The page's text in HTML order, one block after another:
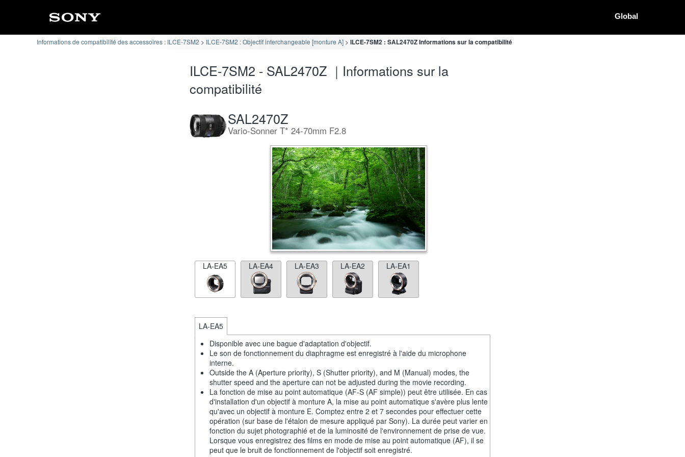
Global
Informations de compatibilité des accessoires : ILCE-7SM2 ILCE-7SM2 : Objectif interchangeable [monture A] ILCE-7SM2 : SAL2470Z Informations sur la compatibilité
ILCE-7SM2 - SAL2470Z ｜Informations sur la
compatibilité
SAL2470Z
Vario-Sonner T* 24-70mm F2.8
LA-EA5 LA-EA4 LA-EA3 LA-EA2 LA-EA1
LA-EA5
Disponible avec une bague d'adaptation d'objectif.
Le son de fonctionnement du diaphragme est enregistré à l'aide du microphone
interne.
Outside the A (Aperture priority), S (Shutter priority), and M (Manual) modes, the
shutter speed and the aperture can not be adjusted during the movie recording.
La fonction de mise au point automatique (AF-S (AF simple)) peut être utilisée. En cas
d'installation d'un objectif à monture A, la mise au point automatique s'avère plus lente
qu'avec un objectif à monture E. Comptez entre 2 et 7 secondes pour effectuer cette
opération (sur base de l'étalon de mesure appliqué par Sony). La durée peut varier en
fonction du sujet photographié et de la luminosité de l'environnement de prise de vue.
Lorsque vous enregistrez des films en mode de mise au point automatique (AF), il se
peut que le bruit de fonctionnement de l'objectif soit enregistré.